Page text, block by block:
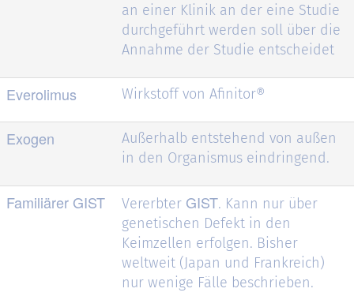
an einer Klinik an der eine Studie
durchgeführt werden soll über die
Annahme der Studie entscheidet
Everolimus Wirkstoff von Afinitor®
Exogen
Außerhalb entstehend von außen
in den Organismus eindringend.
Familiärer GIST Vererbter GIST. Kann nur über
genetischen Defekt in den
Keimzellen erfolgen. Bisher
weltweit (Japan und Frankreich)
nur wenige Fälle beschrieben.